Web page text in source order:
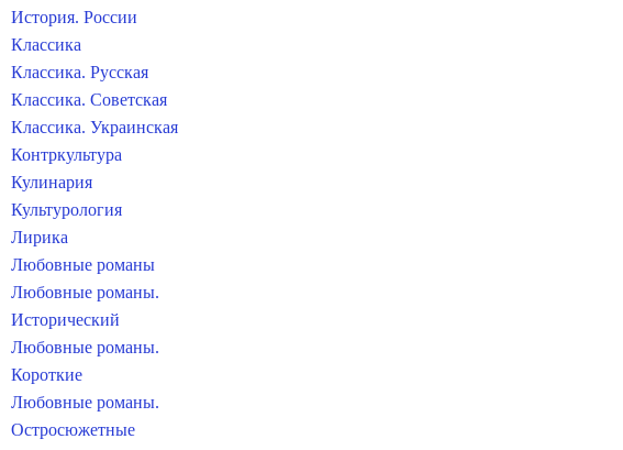
История. России
Классика
Классика. Русская
Классика. Советская
Классика. Украинская
Контркультура
Кулинария
Культурология
Лирика
Любовные романы
Любовные романы.
Исторический
Любовные романы.
Короткие
Любовные романы.
Остросюжетные